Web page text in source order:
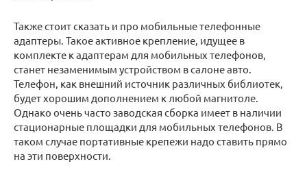
Также стоит сказать и про мобильные телефонные
адаптеры. Такое активное крепление, идущее в
комплекте к адаптерам для мобильных телефонов,
станет незаменимым устройством в салоне авто.
Телефон, как внешний источник различных библиотек,
будет хорошим дополнением к любой магнитоле.
Однако очень часто заводская сборка имеет в наличии
стационарные площадки для мобильных телефонов. В
таком случае портативные крепежи надо ставить прямо
на эти поверхности.